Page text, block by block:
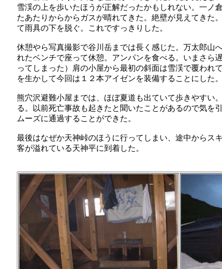
雪渓の上を歩いたほうが正解だったかもしれない。一ノ
たあたりからからガスが晴れてきた。絶壁が見えてきた
て雨具の下を脱ぐ。これですっきりした。
休憩やら写真撮影で谷川岳までは長く感じた。万太郎山
れたベンチで座って休憩。アンパンを食べる。いまさら
ってしまった）肩の小屋から最初の斜面は雪渓で覆われ
を生かして今回は１２本アイゼンを装備することにした
熊穴沢避難小屋までは、ほぼ夏道も出ていて歩きやすい
る。以前死亡事故も起きたと聞いたことがあるので気を
ムーズに通過することができた。
最後はなぜか天神峠のほうに行ってしまい、途中からス
客が溢れている天神平に到着した。